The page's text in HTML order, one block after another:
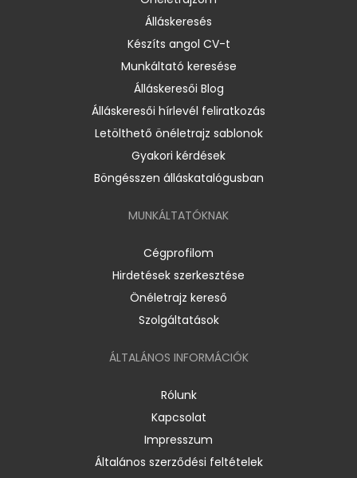
Álláskeresés
Készíts angol CV-t
Munkáltató keresése
Álláskeresői Blog
Álláskeresői hírlevél feliratkozás
Letölthető önéletrajz sablonok
Gyakori kérdések
Böngésszen álláskatalógusban
MUNKÁLTATÓKNAK
Cégprofilom
Hirdetések szerkesztése
Önéletrajz kereső
Szolgáltatások
ÁLTALÁNOS INFORMÁCIÓK
Rólunk
Kapcsolat
Impresszum
Általános szerződési feltételek